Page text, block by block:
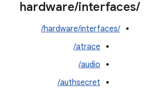
/
hardware/interfaces
/hardware/interfaces/
atrace/
audio/
authsecret/